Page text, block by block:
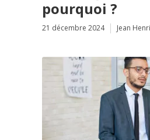
pourquoi ?
21 décembre 2024 Jean